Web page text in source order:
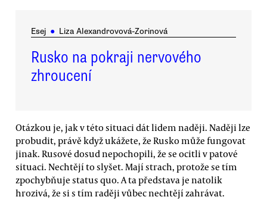
Esej ● Liza Alexandrovová-Zorinová
Rusko na pokraji nervového
zhroucení
Otázkou je, jak v této situaci dát lidem naději. Naději lze
probudit, právě když ukážete, že Rusko může fungovat
jinak. Rusové dosud nepochopili, že se ocitli v patové
situaci. Nechtějí to slyšet. Mají strach, protože se tím
zpochybňuje status quo. A ta představa je natolik
hrozivá, že si s tím raději vůbec nechtějí zahrávat.